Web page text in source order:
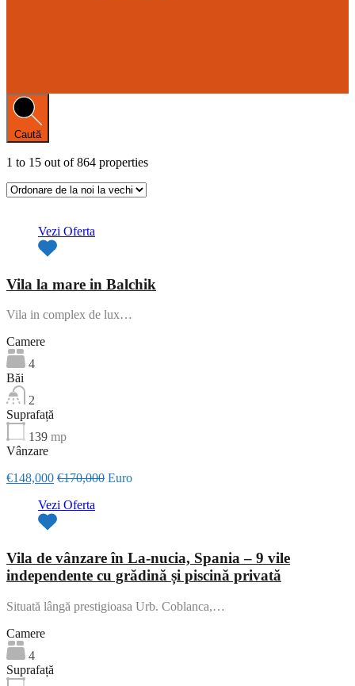
Caută
1 to 15 out of864 properties
Vezi Oferta
Vila la mare in Balchik
Vila in complex de lux…
Camere
4
Băi
2
Suprafață
139 mp
Vânzare
€148,000 €170,000 Euro
Vezi Oferta
Vila de vânzare în La-nucia, Spania – 9 vile
independente cu grădină și piscină privată
Situată lângă prestigioasa Urb. Coblanca,…
Camere
4
Suprafață